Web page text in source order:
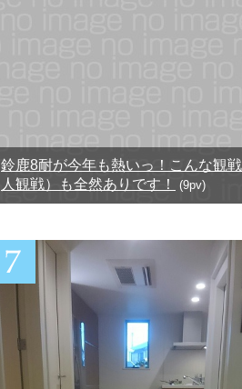
鈴鹿8耐が今年も熱いっ！こんな観
人観戦）も全然ありです！
(9pv)